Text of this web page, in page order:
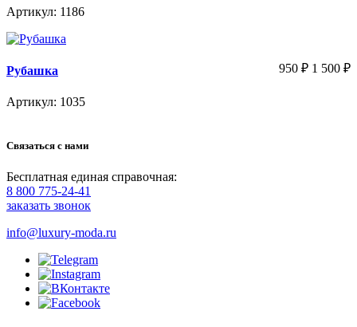
Артикул: 1186
Рубашка
Артикул: 1035
950 ₽ 1 500 ₽
Связаться с нами
Бесплатная единая справочная:
8 800 775-24-41
заказать звонок
info@luxury-moda.ru